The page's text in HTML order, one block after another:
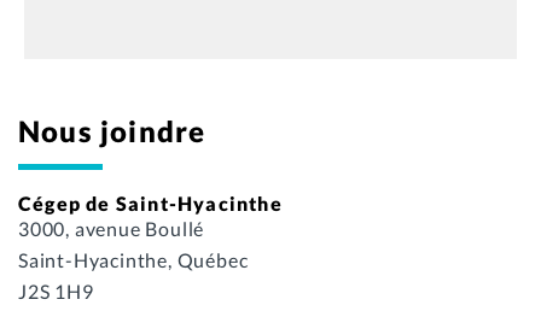
Nous joindre
Cégep de Saint-Hyacinthe
3000, avenue Boullé
Saint-Hyacinthe, Québec
J2S 1H9